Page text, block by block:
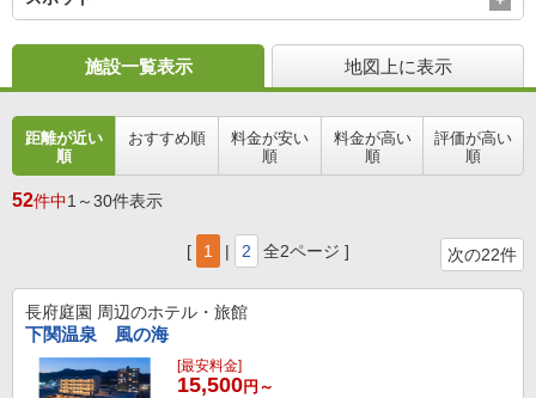
施設一覧表示 地図上に表示
距離が近い
順
おすすめ順
料金が安い
順
料金が高い
順
評価が高い
順
52件中1～30件表示
[ 1 | 2 全2ページ ] 次の22件
長府庭園 周辺のホテル・旅館
下関温泉 風の海
[最安料金]
15,500円～